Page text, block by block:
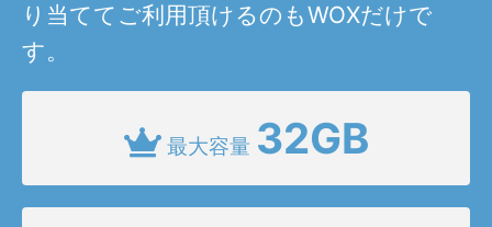
り当ててご利用頂けるのもWOXだけで
す。
最大容量 32GB